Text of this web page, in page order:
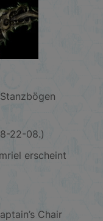
22-08.)
erscheint
Chair